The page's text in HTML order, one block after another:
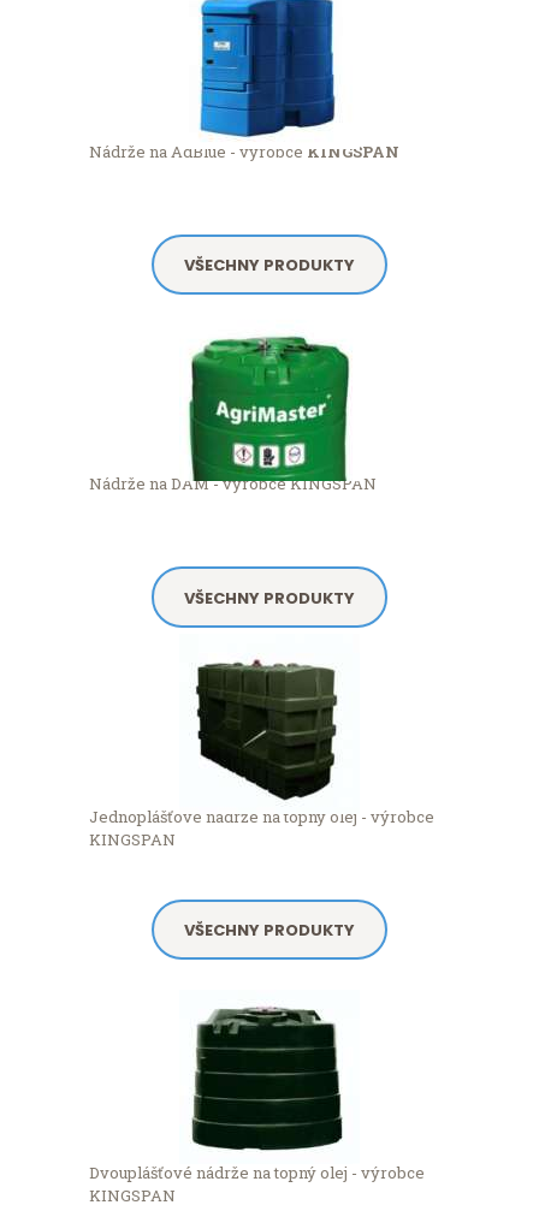
Nádrže na AdBlue - výrobce KINGSPAN
VŠECHNY PRODUKTY
Nádrže na DAM - výrobce KINGSPAN
VŠECHNY PRODUKTY
Jednoplášťové nádrže na topný olej - výrobce
KINGSPAN
VŠECHNY PRODUKTY
Dvouplášťové nádrže na topný olej - výrobce
KINGSPAN